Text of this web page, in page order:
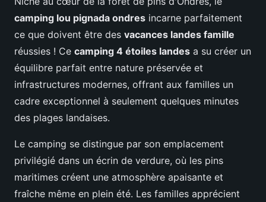
camping lou pignada ondres incarne parfaitement
ce que doivent être des vacances landes famille
réussies ! Ce camping 4 étoiles landes a su créer un
équilibre parfait entre nature préservée et
infrastructures modernes, offrant aux familles un
cadre exceptionnel à seulement quelques minutes
des plages landaises.
Le camping se distingue par son emplacement
privilégié dans un écrin de verdure, où les pins
maritimes créent une atmosphère apaisante et
fraîche même en plein été. Les familles apprécient